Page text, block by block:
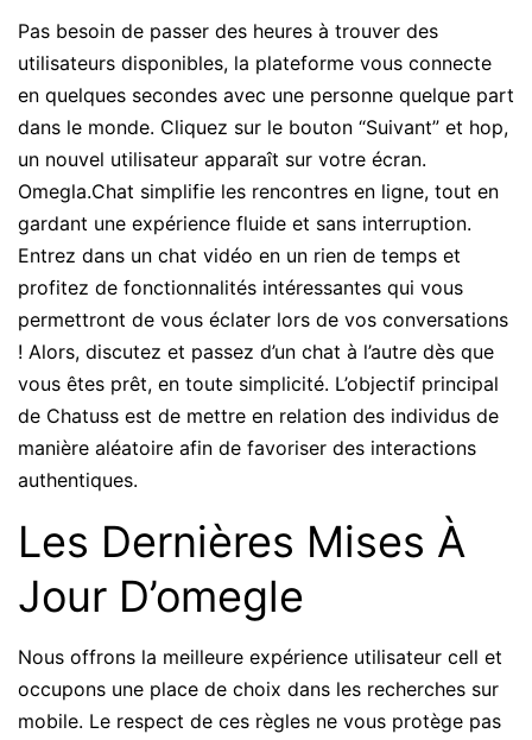
Pas besoin de passer des heures à trouver des
utilisateurs disponibles, la plateforme vous connecte
en quelques secondes avec une personne quelque part
dans le monde. Cliquez sur le bouton “Suivant” et hop,
un nouvel utilisateur apparaît sur votre écran.
Omegla.Chat simplifie les rencontres en ligne, tout en
gardant une expérience fluide et sans interruption.
Entrez dans un chat vidéo en un rien de temps et
profitez de fonctionnalités intéressantes qui vous
permettront de vous éclater lors de vos conversations
! Alors, discutez et passez d’un chat à l’autre dès que
vous êtes prêt, en toute simplicité. L’objectif principal
de Chatuss est de mettre en relation des individus de
manière aléatoire afin de favoriser des interactions
authentiques.
Les Dernières Mises À
Jour D’omegle
Nous offrons la meilleure expérience utilisateur cell et
occupons une place de choix dans les recherches sur
mobile. Le respect de ces règles ne vous protège pas